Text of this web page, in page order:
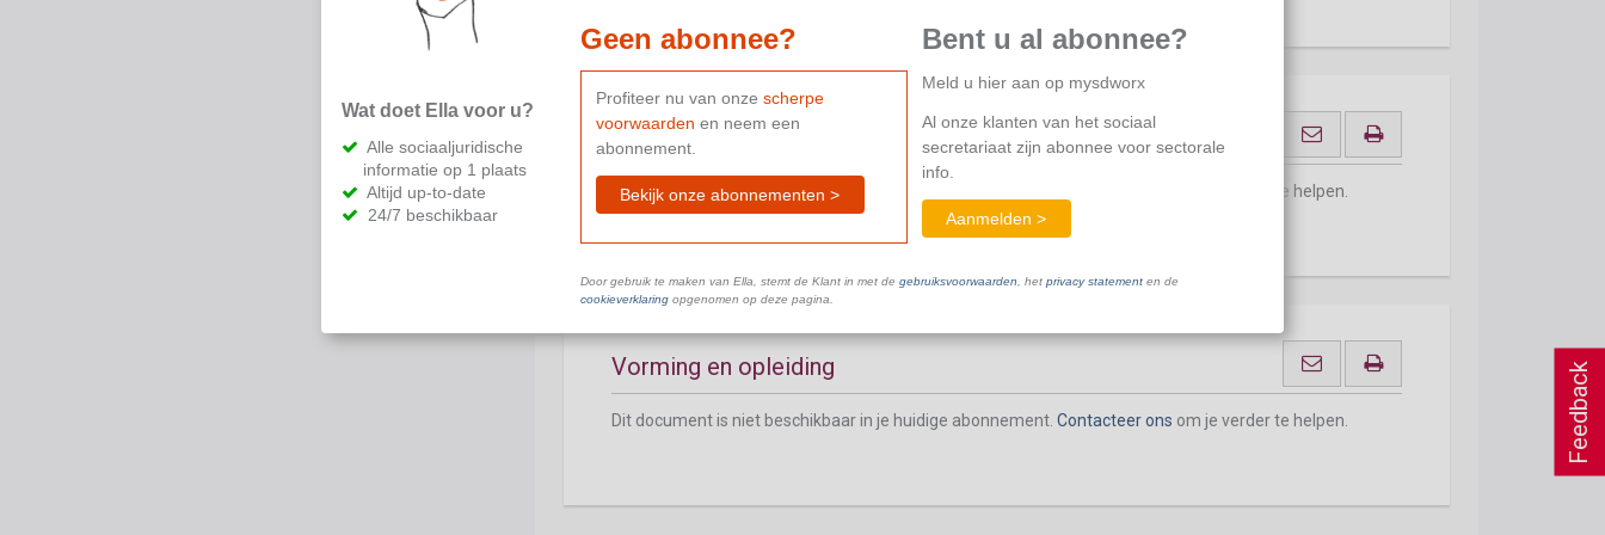
Feedback
Leeftijds- of anciënniteitsverlof
Dit document is niet beschikbaar in je huidige abonnement. om je verder te helpen.
Vorming en opleiding
Dit document is niet beschikbaar in je huidige abonnement. Contacteer ons om je verder te helpen.
Wat doet Ella voor u?
Alle sociaaljuridische
informatie op 1 plaats
Altijd up-to-date
24/7 beschikbaar
Geen abonnee?
Profiteer nu van onze scherpe
voorwaarden en neem een
abonnement.
Bekijk onze abonnementen >
Bent u al abonnee?
Meld u hier aan op mysdworx
Al onze klanten van het sociaal
secretariaat zijn abonnee voor sectorale
info.
Aanmelden >
Door gebruik te maken van Ella, stemt de Klant in met de gebruiksvoorwaarden , het privacy statementen de
cookieverklaringopgenomen op deze pagina.